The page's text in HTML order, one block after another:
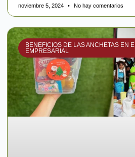
noviembre 5, 2024 No hay comentarios
BENEFICIOS DE LAS ANCHETAS EN
EMPRESARIAL